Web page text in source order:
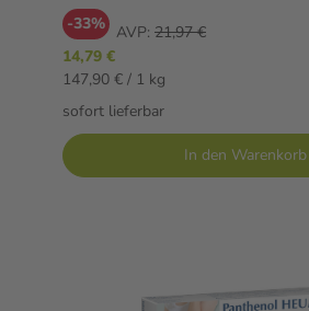
-33% AVP: 21,97 €
14,79 €
147,90 € / 1 kg
sofort lieferbar
In den Warenkorb